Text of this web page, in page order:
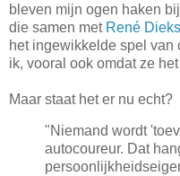
bleven mijn ogen haken
die samen met René
het ingewikkelde spel van
ik, vooral ook omdat ze
Maar staat het er nu echt?
"Niemand wordt
autocoureur. Dat